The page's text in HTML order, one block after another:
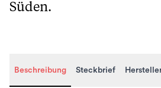
Süden.
Beschreibung Steckbrief